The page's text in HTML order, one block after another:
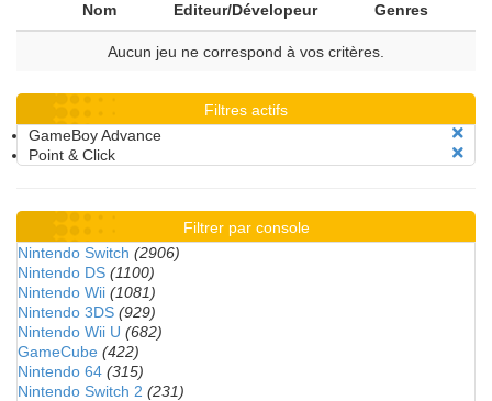
Nom Editeur/Dévelopeur Genres
Aucun jeu ne correspond à vos critères.
Filtres actifs
GameBoy Advance
Point & Click
Filtrer par console
Nintendo Switch (2906)
Nintendo DS (1100)
Nintendo Wii (1081)
Nintendo 3DS (929)
Nintendo Wii U (682)
GameCube (422)
Nintendo 64 (315)
Nintendo Switch 2 (231)